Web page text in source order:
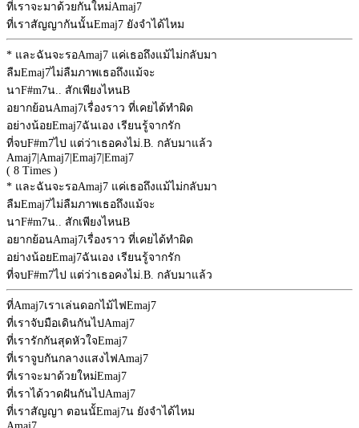
ที่เราจะมาด้วยกันใหม่Amaj7
ที่เราสัญญากันนั้นEmaj7 ยังจำได้ไหม
* และฉันจะรอAmaj7 แค่เธอถึงแม้ไม่กลับมา
ลืมEmaj7ไม่ลืมภาพเธอถึงแม้จะ
นาF#m7น.. สักเพียงไหนB
อยากย้อนAmaj7เรื่องราว ที่เคยได้ทำผิด
อย่างน้อยEmaj7ฉันเอง เรียนรู้จากรัก
ที่จบF#m7ไป แต่ว่าเธอคงไม่.B. กลับมาแล้ว
Amaj7 Amaj7 Emaj7 Emaj7
( 8 Times )
* และฉันจะรอAmaj7 แค่เธอถึงแม้ไม่กลับมา
ลืมEmaj7ไม่ลืมภาพเธอถึงแม้จะ
นาF#m7น.. สักเพียงไหนB
อยากย้อนAmaj7เรื่องราว ที่เคยได้ทำผิด
อย่างน้อยEmaj7ฉันเอง เรียนรู้จากรัก
ที่จบF#m7ไป แต่ว่าเธอคงไม่.B. กลับมาแล้ว
ที่Amaj7เราเล่นดอกไม้ไฟEmaj7
ที่เราจับมือเดินกันไปAmaj7
ที่เรารักกันสุดหัวใจEmaj7
ที่เราจูบกันกลางแสงไฟAmaj7
ที่เราจะมาด้วยใหม่Emaj7
ที่เราได้วาดฝันกันไปAmaj7
ที่เราสัญญา ตอนนั้Emaj7น ยังจำได้ไหม